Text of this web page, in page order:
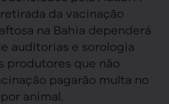
da vacinação
na Bahia dependerá
auditorias e sorologia
produtores que não
pagarão multa no
animal.